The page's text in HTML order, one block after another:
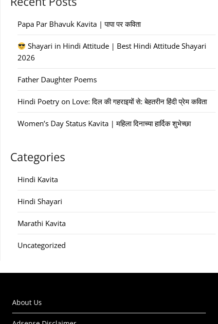
Papa Par Bhavuk Kavita | पापा पर कविता
Shayari in Hindi Attitude | Best Hindi Attitude Shayari
2026
Father Daughter Poems
Hindi Poetry on Love: दिल की गहराइयों से: बेहतरीन हिंदी प्रेम कविता
Women’s Day Status Kavita | महिला दिनाच्या हार्दिक शुभेच्छा
Categories
Hindi Kavita
Hindi Shayari
Marathi Kavita
Uncategorized
About Us